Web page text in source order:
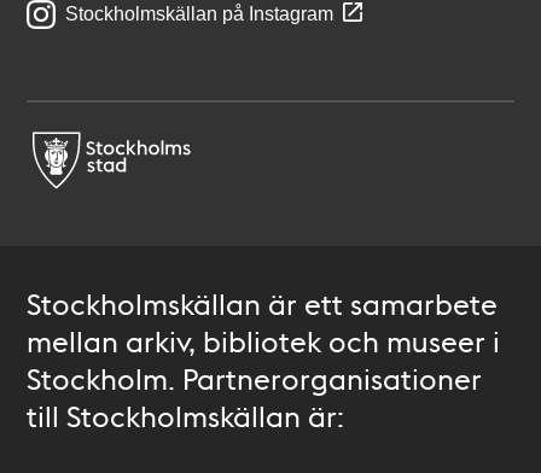
Stockholmskällan på Instagram
Stockholmskällan är ett samarbete
mellan arkiv, bibliotek och museer i
Stockholm. Partnerorganisationer
till Stockholmskällan är: